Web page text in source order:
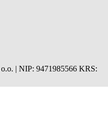
| NIP: 9471985566 KRS: